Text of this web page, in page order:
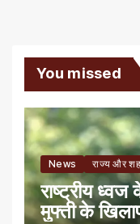
You missed
News राज्य और
राष्ट्रीय
मुफ्ती के